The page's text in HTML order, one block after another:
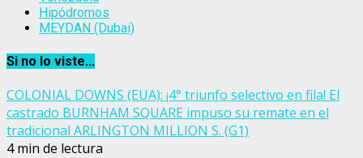
Hipódromos
MEYDAN (Dubai)
Si no lo viste...
COLONIAL DOWNS (EUA): ¡4° triunfo selectivo en fila! El
castrado BURNHAM SQUARE impuso su remate en el
tradicional ARLINGTON MILLION S. (G1)
4 min de lectura